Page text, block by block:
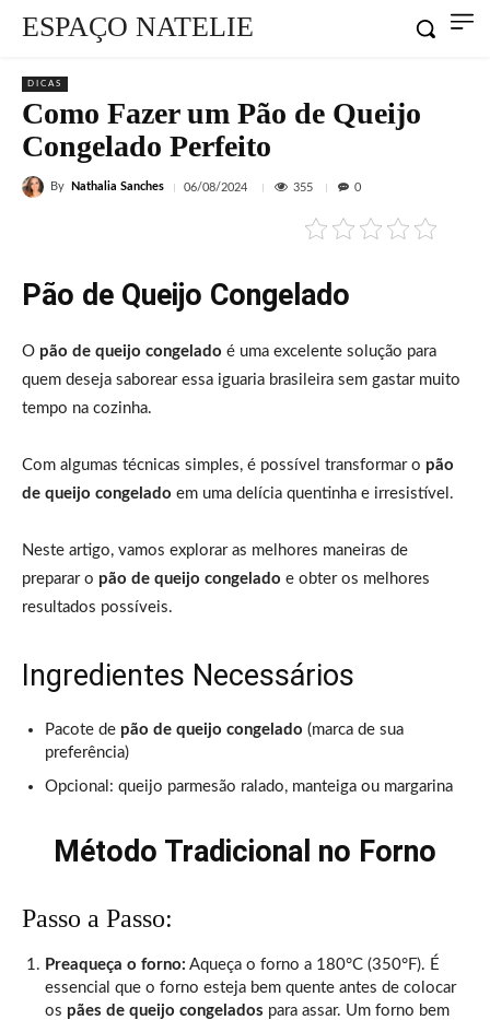
ESPAÇO NATELIE
DICAS
Como Fazer um Pão de Queijo
Congelado Perfeito
By Nathalia Sanches 06/08/2024 355 0
Pão de Queijo Congelado
O pão de queijo congelado é uma excelente solução para
quem deseja saborear essa iguaria brasileira sem gastar muito
tempo na cozinha.
Com algumas técnicas simples, é possível transformar o pão
de queijo congelado em uma delícia quentinha e irresistível.
Neste artigo, vamos explorar as melhores maneiras de
preparar o pão de queijo congelado e obter os melhores
resultados possíveis.
Ingredientes Necessários
Pacote de pão de queijo congelado (marca de sua
preferência)
Opcional: queijo parmesão ralado, manteiga ou margarina
Método Tradicional no Forno
Passo a Passo:
Preaqueça o forno: Aqueça o forno a 180°C (350°F). É
essencial que o forno esteja bem quente antes de colocar
os pães de queijo congelados para assar. Um forno bem